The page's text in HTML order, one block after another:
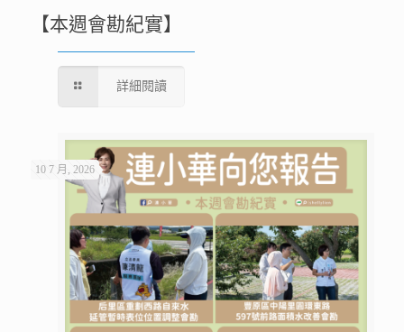
【本週會勘紀實】
詳細閱讀
10 7 月, 2026